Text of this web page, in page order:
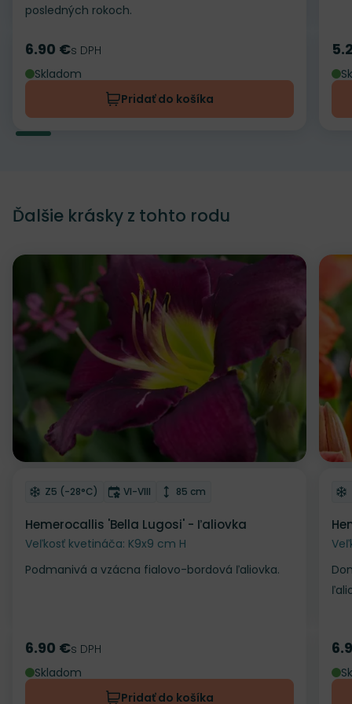
posledných rokoch.
Cena
6.90 €s DPH
Skladom
Pridať do košíka
Ďalšie krásky z tohto rodu
Odober do zoznamu želaní
Mrazuvzdornosť
Z5 (-28°C) Doba kvitnutia
VI-VIII Výška rastliny
85 cm
Hemerocallis 'Bella Lugosi' - ľaliovka
Veľkosť kvetináča: K9x9 cm H
Podmanivá a vzácna fialovo-bordová ľaliovka.
Cena
6.90 €s DPH
Skladom
Pridať do košíka